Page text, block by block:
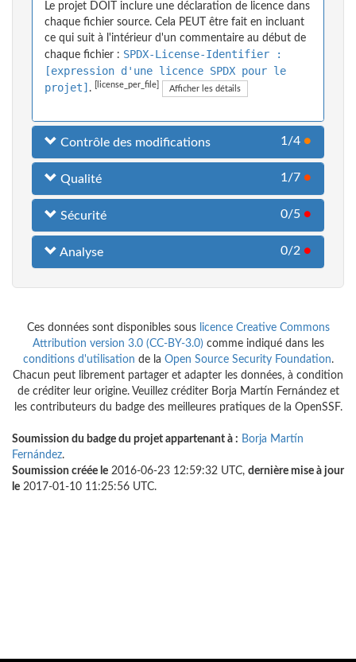
Le projet DOIT inclure une déclaration de licence dans
chaque fichier source. Cela PEUT être fait en incluant
ce qui suit à l'intérieur d'un commentaire au début de
chaque fichier : SPDX-License-Identifier :
[expression d'une licence SPDX pour le
projet] . [license_per_file] Afficher les détails
Contrôle des modifications 1/4 ●
Qualité 1/7 ●
Sécurité 0/5 ●
Analyse 0/2 ●
Ces données sont disponibles sous licence Creative Commons
Attribution version 3.0 (CC-BY-3.0) comme indiqué dans les
conditions d'utilisation de la Open Source Security Foundation.
Chacun peut librement partager et adapter les données, à condition
de créditer leur origine. Veuillez créditer Borja Martín Fernández et
les contributeurs du badge des meilleures pratiques de la OpenSSF.
Soumission du badge du projet appartenant à : Borja Martín
Fernández.
Soumission créée le 2016-06-23 12:59:32 UTC, dernière mise à jour
le 2017-01-10 11:25:56 UTC.